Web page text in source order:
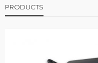
PRODUCTS